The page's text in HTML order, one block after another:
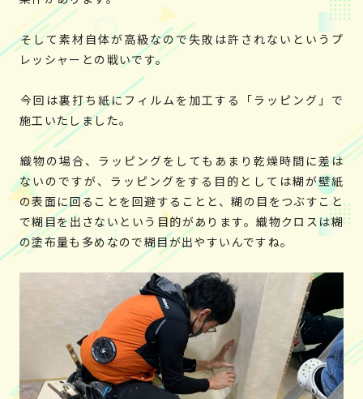
そして素材自体が高級なので失敗は許されないというプ
レッシャーとの戦いです。
今回は裏打ち紙にフィルムを加工する「ラッピング」で
施工いたしました。
織物の場合、ラッピングをしてもあまり乾燥時間に差は
ないのですが、ラッピングをする目的としては糊が壁紙
の表面に回ることを回避することと、糊の目をつぶすこと
で糊目を出さないという目的があります。織物クロスは糊
の塗布量も多めなので糊目が出やすいんですね。